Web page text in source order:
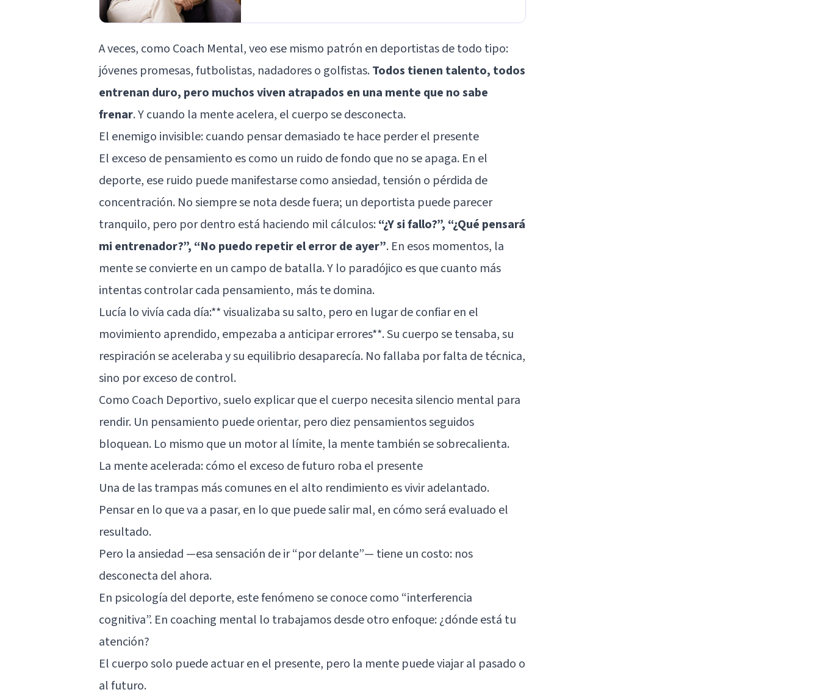
A veces, como Coach Mental, veo ese mismo patrón en deportistas de todo tipo:
jóvenes promesas, futbolistas, nadadores o golfistas.Todos tienen talento, todos
entrenan duro, pero muchos viven atrapados en una mente que no sabe
frenar. Y cuando la mente acelera, el cuerpo se desconecta.
El enemigo invisible: cuando pensar demasiado te hace perder el presente
El exceso de pensamiento es como un ruido de fondo que no se apaga. En el
deporte, ese ruido puede manifestarse como ansiedad, tensión o pérdida de
concentración. No siempre se nota desde fuera; un deportista puede parecer
tranquilo, pero por dentro está haciendo mil cálculos:“¿Y si fallo?”, “¿Qué pensará
mi entrenador?”, “No puedo repetir el error de ayer”. En esos momentos, la
mente se convierte en un campo de batalla. Y lo paradójico es que cuanto más
intentas controlar cada pensamiento, más te domina.
Lucía lo vivía cada día:** visualizaba su salto, pero en lugar de confiar en el
movimiento aprendido, empezaba a anticipar errores**. Su cuerpo se tensaba, su
respiración se aceleraba y su equilibrio desaparecía. No fallaba por falta de técnica,
sino por exceso de control.
Como Coach Deportivo, suelo explicar que el cuerpo necesita silencio mental para
rendir. Un pensamiento puede orientar, pero diez pensamientos seguidos
bloquean. Lo mismo que un motor al límite, la mente también se sobrecalienta.
La mente acelerada: cómo el exceso de futuro roba el presente
Una de las trampas más comunes en el alto rendimiento es vivir adelantado.
Pensar en lo que va a pasar, en lo que puede salir mal, en cómo será evaluado el
resultado.
Pero la ansiedad —esa sensación de ir “por delante”— tiene un costo: nos
desconecta del ahora.
En psicología del deporte, este fenómeno se conoce como “interferencia
cognitiva”. En coaching mental lo trabajamos desde otro enfoque: ¿dónde está tu
atención?
El cuerpo solo puede actuar en el presente, pero la mente puede viajar al pasado o
al futuro.